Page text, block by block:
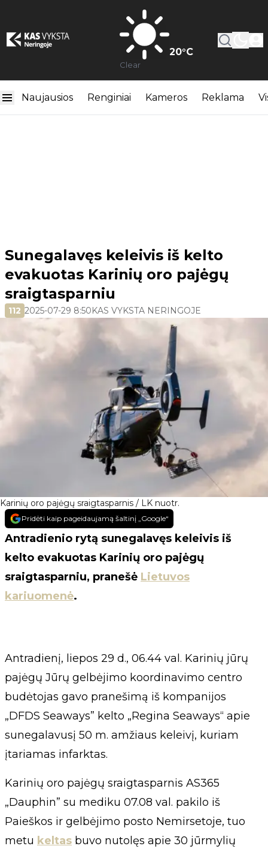
20°C
Clear
Naujausios Renginiai Kameros Reklama
Karinių oro pajėgų sraigtasparnis / LK nuotr.
Sunegalavęs keleivis iš kelto
evakuotas Karinių oro pajėgų
sraigtasparniu
112 2025-07-29 8:50KAS VYKSTA NERINGOJE
Pridėti kaip pageidaujamą šaltinį „Google“
Antradienio rytą sunegalavęs keleivis iš
kelto evakuotas Karinių oro pajėgų
sraigtasparniu, pranešė Lietuvos
kariuomenė.
Antradienį, liepos 29 d., 06.44 val. Karinių jūrų
pajėgų Jūrų gelbėjimo koordinavimo centro
budėtojas gavo pranešimą iš kompanijos
„DFDS Seaways” kelto „Regina Seaways“ apie
sunegalavusį 50 m. amžiaus keleivį, kuriam
įtariamas infarktas.
Karinių oro pajėgų sraigtasparnis AS365
„Dauphin” su mediku 07.08 val. pakilo iš
Paieškos ir gelbėjimo posto Nemirsetoje, tuo
metu keltas buvo nutolęs apie 30 jūrmylių